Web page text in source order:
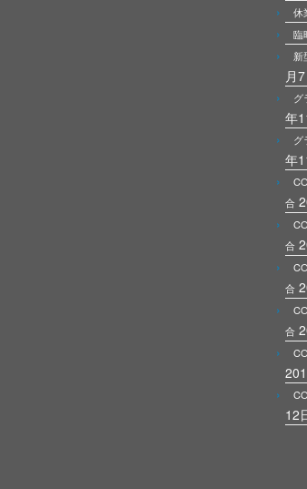
休
臨
新
月
グ
年
グ
年
合
合
合
合
12